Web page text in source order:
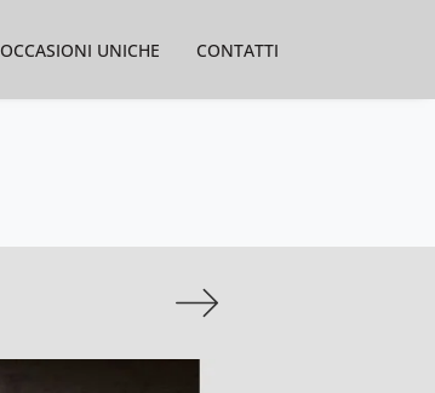
OCCASIONI UNICHE CONTATTI